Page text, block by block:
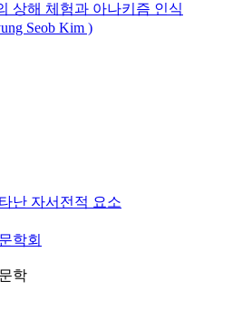
상해 체험과 아나키즘 인식
Seob Kim )
난 자서전적 요소
학회
학